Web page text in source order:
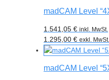
madCAM Level
1.541,05 € inkl. MwSt.
1.295,00 € exkl. MwSt.
madCAM Level